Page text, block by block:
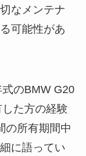
なメンテナ
可能性があ
のBMW G20
た方の経験
の所有期間中
に語ってい